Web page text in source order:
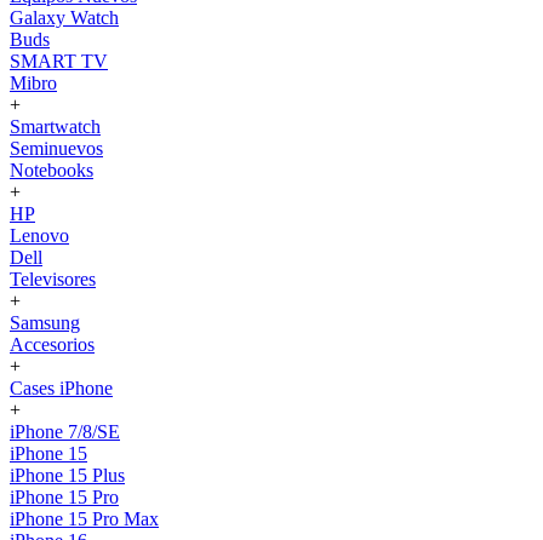
Galaxy Watch
Buds
SMART TV
Mibro
+
Smartwatch
Seminuevos
Notebooks
+
HP
Lenovo
Dell
Televisores
+
Samsung
Accesorios
+
Cases iPhone
+
iPhone 7/8/SE
iPhone 15
iPhone 15 Plus
iPhone 15 Pro
iPhone 15 Pro Max